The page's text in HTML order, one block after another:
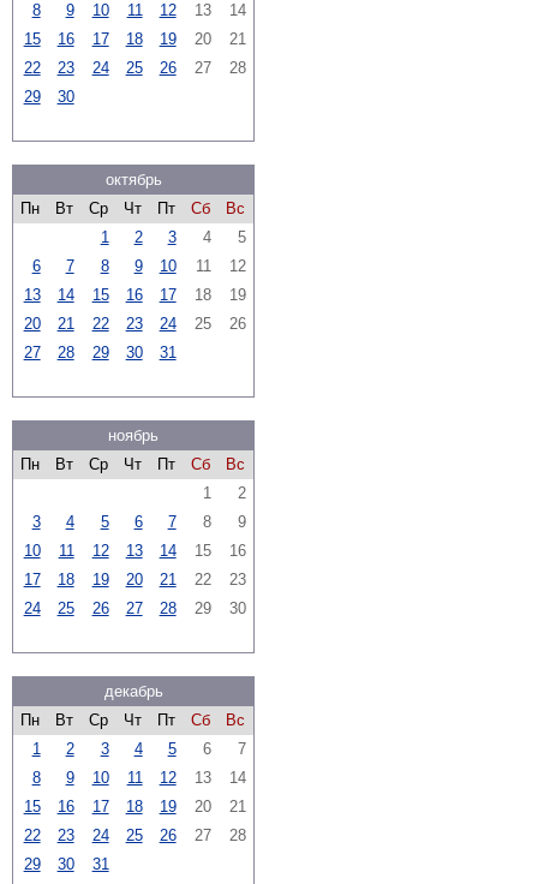
8
9 10 11 12 13
14
15
16 17 18 19 20
21
22
23 24 25 26 27
28
29
30
октябрь
Пн
Вт Ср Чт Пт Сб
Вс
1
2 3 4
5
6
7 8 9 10 11
12
13
14 15 16 17 18
19
20
21 22 23 24 25
26
27
28 29 30 31
ноябрь
Пн
Вт Ср Чт Пт Сб
Вс
1
2
3
4 5 6 7 8
9
10
11 12 13 14 15
16
17
18 19 20 21 22
23
24
25 26 27 28 29 30
декабрь
Пн
Вт Ср Чт Пт Сб
Вс
1
2 3 4 5 6
7
8
9 10 11 12 13
14
15
16 17 18 19 20
21
22
23 24 25 26 27
28
29
30 31